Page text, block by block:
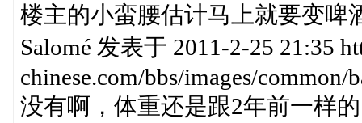
楼主的小蛮腰估计马上就要变啤
Salomé 发表于 2011-2-25 21:35
chinese.com/bbs/images/common/
没有啊，体重还是跟2年前一样